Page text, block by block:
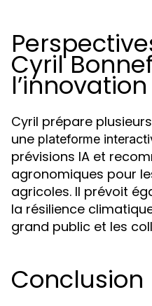
Cyril
l’innovation
Cyril prépare
une plateforme
prévisions IA et
agronomiques pour
agricoles. Il prévoit
la résilience
grand public et les
Conclusion